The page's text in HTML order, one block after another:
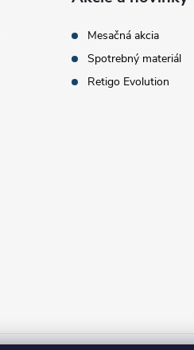
Mesačná akcia
Spotrebný materiál
Retigo Evolution